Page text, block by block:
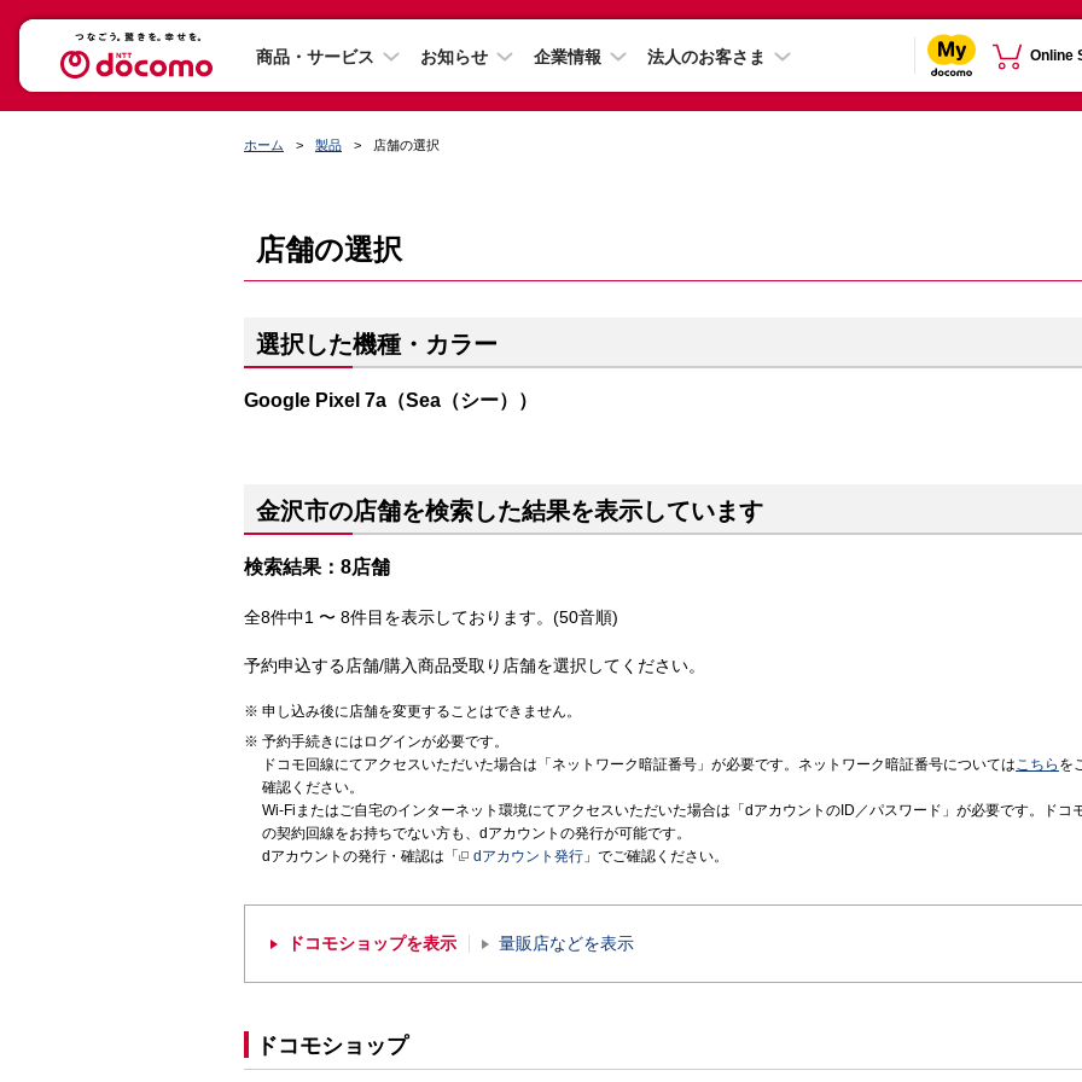
商品・サービス お知らせ 企業情報 法人のお客さま Online
ホーム 製品 店舗の選択
店舗の選択
選択した機種・カラー
Google Pixel 7a（Sea（シー））
金沢市の店舗を検索した結果を表示しています
検索結果：8店舗
全8件中1 〜 8件目を表示しております。(50音順)
予約申込する店舗/購入商品受取り店舗を選択してください。
申し込み後に店舗を変更することはできません。
予約手続きにはログインが必要です。
ドコモ回線にてアクセスいただいた場合は「ネットワーク暗証番号」が必要です。ネットワーク暗証番号についてはこちら を
確認ください。
Wi-Fiまたはご自宅のインターネット環境にてアクセスいただいた場合は「dアカウントのID／パスワード」が必要です。ドコ
の契約回線をお持ちでない方も、dアカウントの発行が可能です。
dアカウントの発行・確認は「
dアカウント発行 」でご確認ください。
ドコモショップを表示 量販店などを表示
ドコモショップ